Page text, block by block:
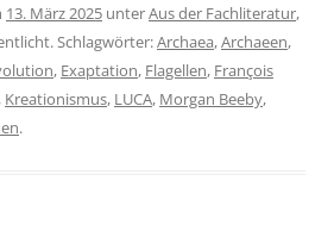
13. März 2025 unterAus der Fachliteratur,
Schlagwörter:Archaea,Archaeen,
, Exaptation, Flagellen, François
, Kreationismus, LUCA, Morgan Beeby,
.